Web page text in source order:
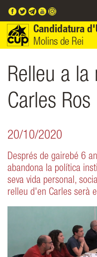
Candidatura
Molins de Rei
Relleu a la
Carles Ros
20/10/2020
Després de gairebé 6
abandona la política
seva vida personal,
relleu d'en Carles serà